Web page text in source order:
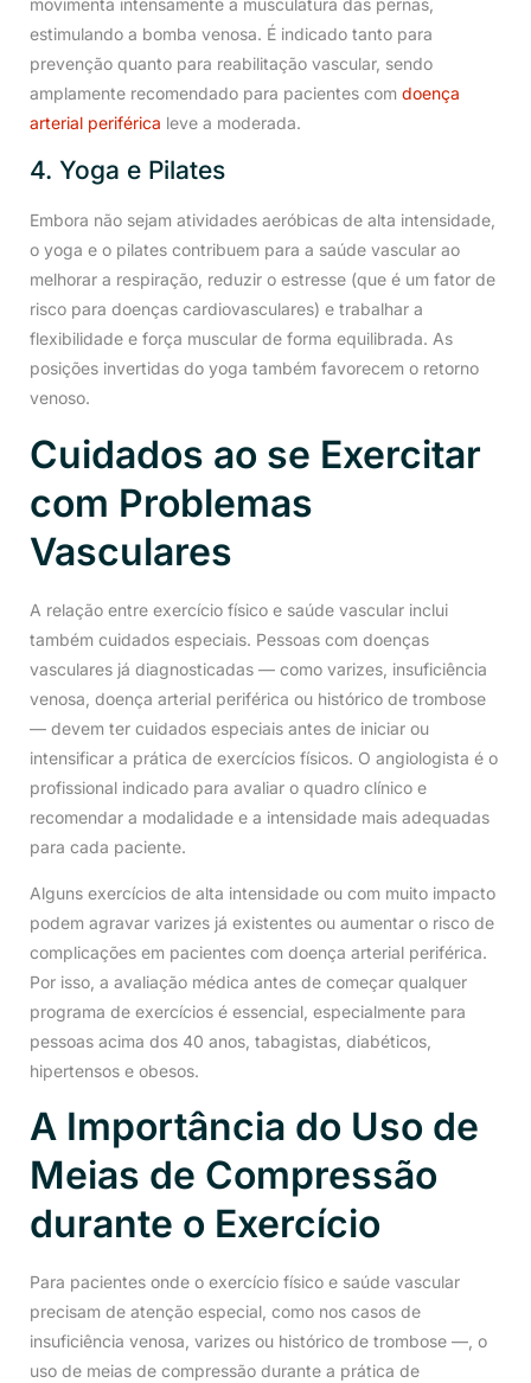
estimulando a bomba venosa. É indicado tanto para
prevenção quanto para reabilitação vascular, sendo
amplamente recomendado para pacientes com doença
arterial periférica leve a moderada.
4. Yoga e Pilates
Embora não sejam atividades aeróbicas de alta intensidade,
o yoga e o pilates contribuem para a saúde vascular ao
melhorar a respiração, reduzir o estresse (que é um fator de
risco para doenças cardiovasculares) e trabalhar a
flexibilidade e força muscular de forma equilibrada. As
posições invertidas do yoga também favorecem o retorno
venoso.
Cuidados ao se Exercitar
com Problemas
Vasculares
A relação entre exercício físico e saúde vascular inclui
também cuidados especiais. Pessoas com doenças
vasculares já diagnosticadas — como varizes, insuficiência
venosa, doença arterial periférica ou histórico de trombose
— devem ter cuidados especiais antes de iniciar ou
intensificar a prática de exercícios físicos. O angiologista é o
profissional indicado para avaliar o quadro clínico e
recomendar a modalidade e a intensidade mais adequadas
para cada paciente.
Alguns exercícios de alta intensidade ou com muito impacto
podem agravar varizes já existentes ou aumentar o risco de
complicações em pacientes com doença arterial periférica.
Por isso, a avaliação médica antes de começar qualquer
programa de exercícios é essencial, especialmente para
pessoas acima dos 40 anos, tabagistas, diabéticos,
hipertensos e obesos.
A Importância do Uso de
Meias de Compressão
durante o Exercício
Para pacientes onde o exercício físico e saúde vascular
precisam de atenção especial, como nos casos de
insuficiência venosa, varizes ou histórico de trombose —, o
uso de meias de compressão durante a prática de